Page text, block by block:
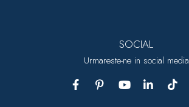
SOCIAL
Urmareste-ne in social media